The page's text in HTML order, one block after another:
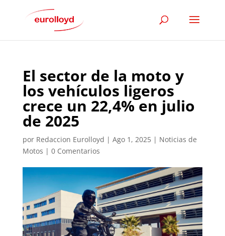
El sector de la moto y
los vehículos ligeros
crece un 22,4% en julio
de 2025
por Redaccion Eurolloyd | Ago 1, 2025| Noticias de
Motos | 0 Comentarios